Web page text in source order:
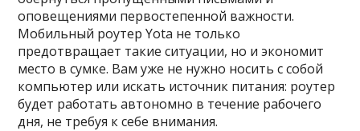
оповещениями первостепенной важности.
Мобильный роутер Yota не только
предотвращает такие ситуации, но и экономит
место в сумке. Вам уже не нужно носить с собой
компьютер или искать источник питания: роутер
будет работать автономно в течение рабочего
дня, не требуя к себе внимания.